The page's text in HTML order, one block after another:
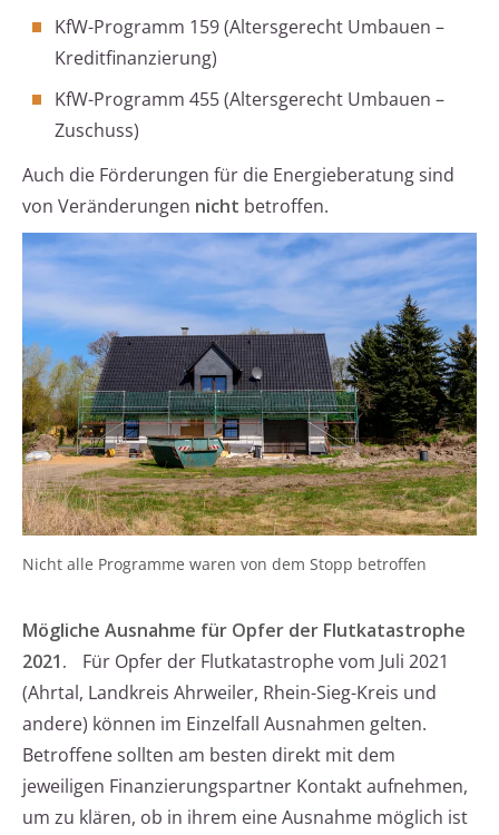
KfW-Programm 159 (Altersgerecht Umbauen –
Kreditfinanzierung)
KfW-Programm 455 (Altersgerecht Umbauen –
Zuschuss)
Auch die Förderungen für die Energieberatung sind
von Veränderungen nicht betroffen.
Nicht alle Programme waren von dem Stopp betroffen
Mögliche Ausnahme für Opfer der Flutkatastrophe
2021.
Für Opfer der Flutkatastrophe vom Juli 2021
(Ahrtal, Landkreis Ahrweiler, Rhein-Sieg-Kreis und
andere) können im Einzelfall Ausnahmen gelten.
Betroffene sollten am besten direkt mit dem
jeweiligen Finanzierungspartner Kontakt aufnehmen,
um zu klären, ob in ihrem eine Ausnahme möglich ist